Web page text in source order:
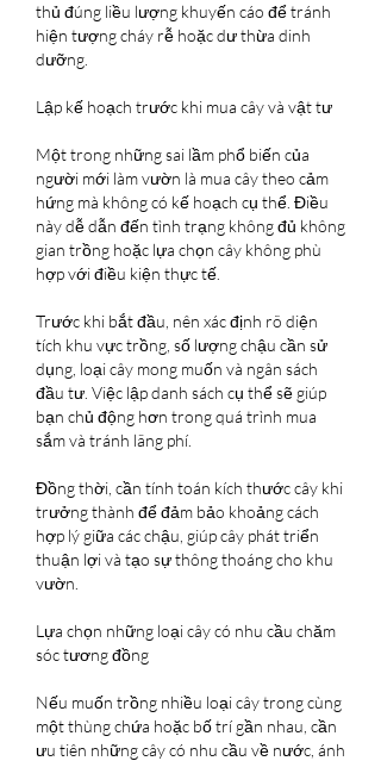
thủ đúng liều lượng khuyến cáo để tránh
hiện tượng cháy rễ hoặc dư thừa dinh
dưỡng.
Lập kế hoạch trước khi mua cây và vật tư
Một trong những sai lầm phổ biến của
người mới làm vườn là mua cây theo cảm
hứng mà không có kế hoạch cụ thể. Điều
này dễ dẫn đến tình trạng không đủ không
gian trồng hoặc lựa chọn cây không phù
hợp với điều kiện thực tế.
Trước khi bắt đầu, nên xác định rõ diện
tích khu vực trồng, số lượng chậu cần sử
dụng, loại cây mong muốn và ngân sách
đầu tư. Việc lập danh sách cụ thể sẽ giúp
bạn chủ động hơn trong quá trình mua
sắm và tránh lãng phí.
Đồng thời, cần tính toán kích thước cây khi
trưởng thành để đảm bảo khoảng cách
hợp lý giữa các chậu, giúp cây phát triển
thuận lợi và tạo sự thông thoáng cho khu
vườn.
Lựa chọn những loại cây có nhu cầu chăm
sóc tương đồng
Nếu muốn trồng nhiều loại cây trong cùng
một thùng chứa hoặc bố trí gần nhau, cần
ưu tiên những cây có nhu cầu về nước, ánh